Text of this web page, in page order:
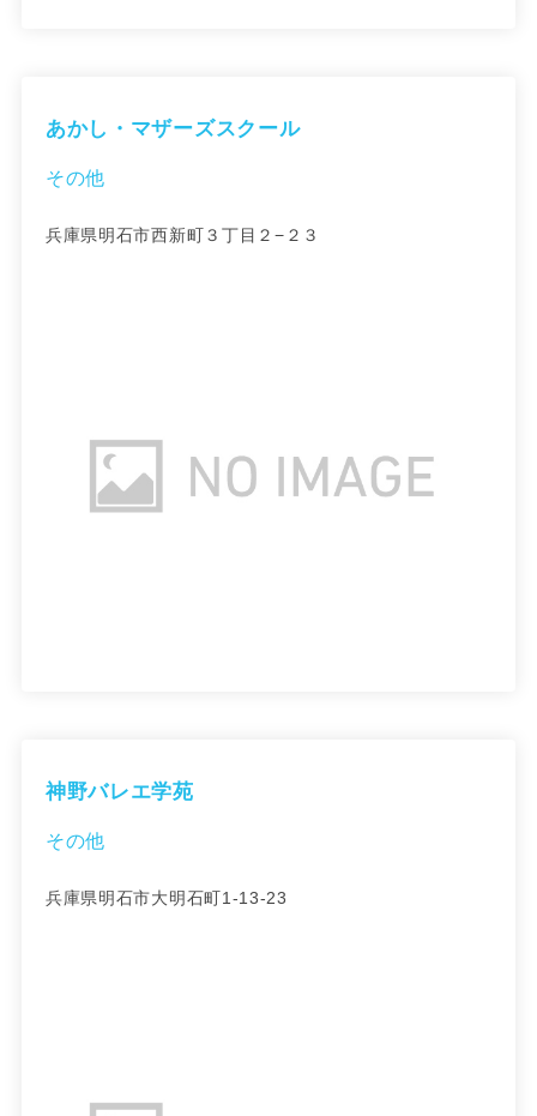
あかし・マザーズスクール
その他
兵庫県明石市西新町３丁目２−２３
神野バレエ学苑
その他
兵庫県明石市大明石町1-13-23